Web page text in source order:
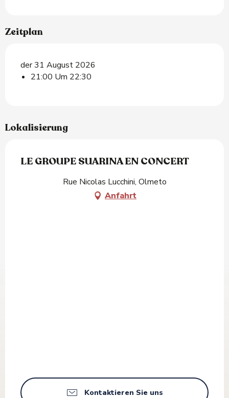
Zeitplan
der 31 August 2026
21:00 Um 22:30
Lokalisierung
LE GROUPE SUARINA EN CONCERT
Rue Nicolas Lucchini, Olmeto
Anfahrt
Kontaktieren Sie uns